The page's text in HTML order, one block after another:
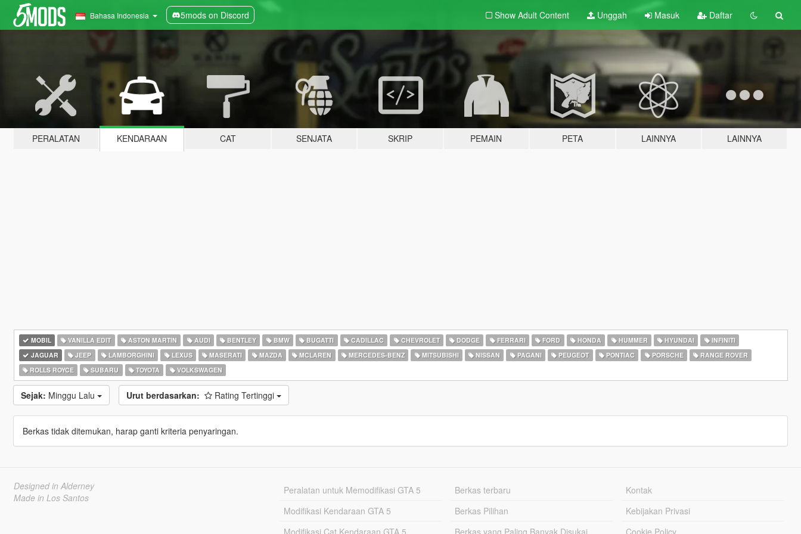
Bahasa Indonesia 5mods on Discord Show Adult Content Unggah Masuk Daftar
PERALATAN KENDARAAN CAT SENJATA SKRIP PEMAIN PETA LAINNYA LAINNYA
MOBIL VANILLA EDIT ASTON MARTIN AUDI BENTLEY BMW BUGATTI CADILLAC CHEVROLET DODGE FERRARI FORD HONDA HUMMER HYUNDAI
INFINITI
JAGUAR
JEEP LAMBORGHINI LEXUS MASERATI MAZDA MCLAREN MERCEDES-BENZ MITSUBISHI NISSAN PAGANI PEUGEOT PONTIAC PORSCHE
RANGE ROVER
ROLLS ROYCE
SUBARU TOYOTA VOLKSWAGEN
Sejak: Minggu Lalu Urut berdasarkan: Rating Tertinggi
Berkas tidak ditemukan, harap ganti kriteria penyaringan.
Designed in Alderney
Made in Los Santos
Peralatan untuk Memodifikasi GTA 5
Modifikasi Kendaraan GTA 5
Modifikasi Cat Kendaraan GTA 5
Berkas terbaru
Berkas Pilihan
Berkas yang Paling Banyak Disukai
Kontak
Kebijakan Privasi
Cookie Policy